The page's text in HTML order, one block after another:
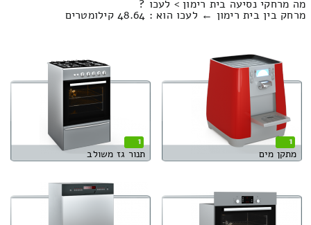
מה מרחקי נסיעה בית רימון > לעכו ?
מרחק בין בית רימון ← לעכו הוא : 48.64 קילומטרים
1
מתקן מים
1
תנור גז משולב